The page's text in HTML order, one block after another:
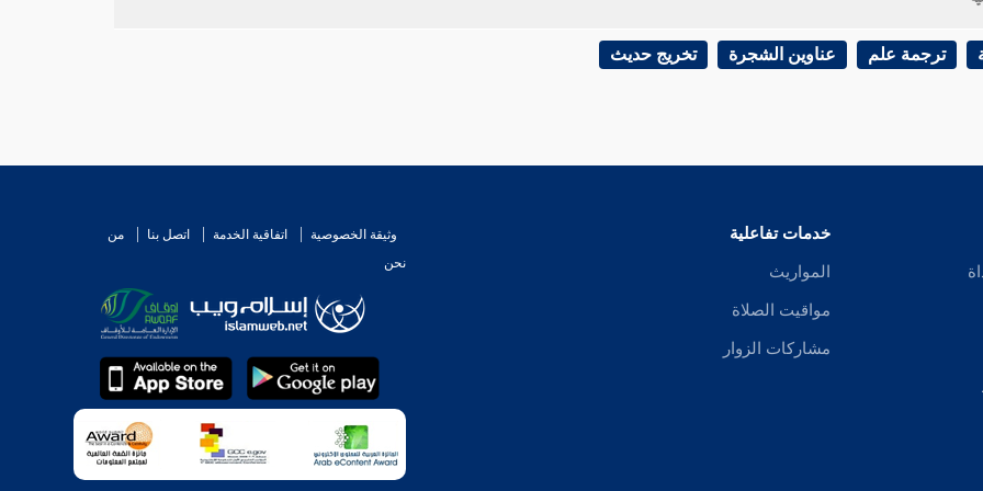
تعالى - {فاعتزلوا النساء في المحيض} - فالمراد اعتزلوا وطأهن . . ترجمة علم عناوين الشجرة تخريج حديث
خدمات تفاعلية
المواريث
مواقيت الصلاة
مشاركات الزوار
وثيقة الخصوصية اتفاقية الخدمة اتصل بنا
من
نحن